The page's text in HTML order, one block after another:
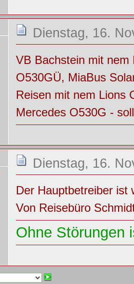
Dienstag, 16.
VB Bachstein mit
O530GÜ, MiaBus
Reisen mit nem Lions
Mercedes O530G -
Dienstag, 16.
Der Hauptbetreiber ist
Von Reisebüro
Ohne Störungen